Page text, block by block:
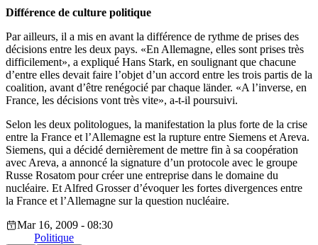
Différence de culture politique
Par ailleurs, il a mis en avant la différence de rythme de prises des
décisions entre les deux pays. «En Allemagne, elles sont prises très
difficilement», a expliqué Hans Stark, en soulignant que chacune
d’entre elles devait faire l’objet d’un accord entre les trois partis de la
coalition, avant d’être renégocié par chaque länder. «A l’inverse, en
France, les décisions vont très vite», a-t-il poursuivi.
Selon les deux politologues, la manifestation la plus forte de la crise
entre la France et l’Allemagne est la rupture entre Siemens et Areva.
Siemens, qui a décidé dernièrement de mettre fin à sa coopération
avec Areva, a annoncé la signature d’un protocole avec le groupe
Russe Rosatom pour créer une entreprise dans le domaine du
nucléaire. Et Alfred Grosser d’évoquer les fortes divergences entre
la France et l’Allemagne sur la question nucléaire.
Mar 16, 2009 - 08:30
Politique